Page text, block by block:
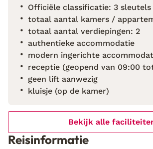
hippie-eiland.
Officiële classificatie: 3 sleutels
totaal aantal kamers /
totaal aantal verdiepingen: 2
authentieke accommodatie
modern ingerichte
receptie (geopend van 09:00
geen lift aanwezig
kluisje (op de kamer)
Bekijk alle
Reisinformatie